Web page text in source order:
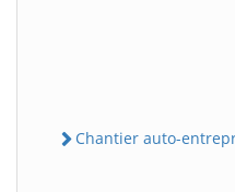
Chantier auto-